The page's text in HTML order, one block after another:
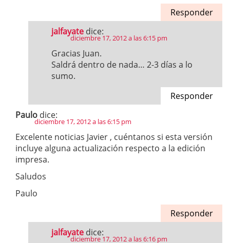
Responder
jalfayate dice:
diciembre 17, 2012 a las 6:15 pm
Gracias Juan.
Saldrá dentro de nada… 2-3 días a lo
sumo.
Responder
Paulo dice:
diciembre 17, 2012 a las 6:15 pm
Excelente noticias Javier , cuéntanos si esta versión
incluye alguna actualización respecto a la edición
impresa.
Saludos
Paulo
Responder
jalfayate dice:
diciembre 17, 2012 a las 6:16 pm